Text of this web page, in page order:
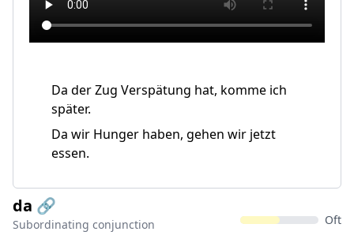
Da der Zug Verspätung hat, komme ich
später.
Da wir Hunger haben, gehen wir jetzt
essen.
da 🔗
Subordinating conjunction Oft